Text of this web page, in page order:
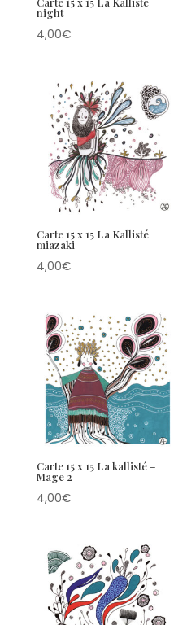
night
4,00€
Carte 15 x 15 La Kallisté
miazaki
4,00€
Carte 15 x 15 La kallisté –
Mage 2
4,00€